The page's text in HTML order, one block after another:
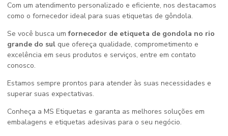
Com um atendimento personalizado e eficiente, nos destacamos
como o fornecedor ideal para suas etiquetas de gôndola.
Se você busca umfornecedor de etiqueta de gondola no rio
grande do sul que ofereça qualidade, comprometimento e
excelência em seus produtos e serviços, entre em contato
conosco.
Estamos sempre prontos para atender às suas necessidades e
superar suas expectativas.
Conheça a MS Etiquetas e garanta as melhores soluções em
embalagens e etiquetas adesivas para o seu negócio.